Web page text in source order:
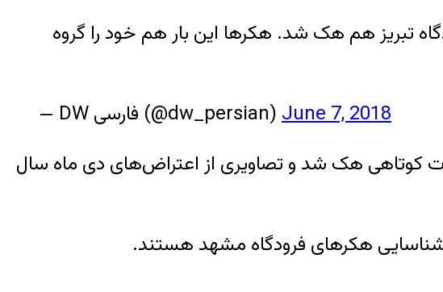
تبریز هم هک شد. هکرها این بار هم خود را گروه
— DW فارسی (@dw_persian)June 7, 2018
کوتاهی هک شد و تصاویری از اعتراض‌های دی ماه سال
هکرهای فرودگاه مشهد هستند.